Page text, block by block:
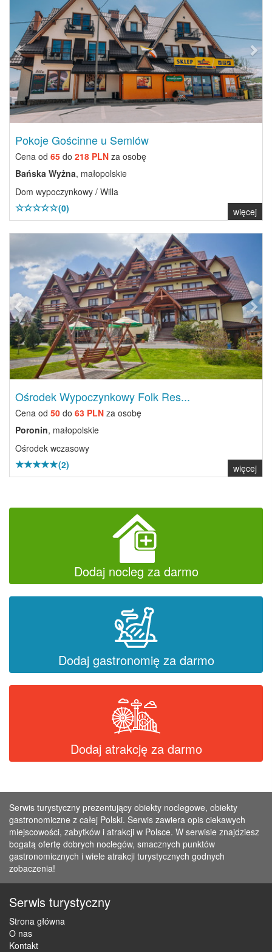
Pokoje Gościnne u Semlów
Cena od 65 do 218 PLN za osobę
Bańska Wyżna, małopolskie
Dom wypoczynkowy / Willa
(0)
więcej
Ośrodek Wypoczynkowy Folk Res...
Cena od 50 do 63 PLN za osobę
Poronin, małopolskie
Ośrodek wczasowy
(2)
więcej
Dodaj nocleg za darmo
Dodaj gastronomię za darmo
Dodaj atrakcję za darmo
Serwis turystyczny prezentujący obiekty noclegowe, obiekty
gastronomiczne z całej Polski. Serwis zawiera opis ciekawych
miejscowości, zabytków i atrakcji w Polsce. W serwisie znajdziesz
bogatą ofertę dobrych noclegów, smacznych punktów
gastronomicznych i wiele atrakcji turystycznych godnych
zobaczenia!
Serwis turystyczny
Strona główna
O nas
Kontakt